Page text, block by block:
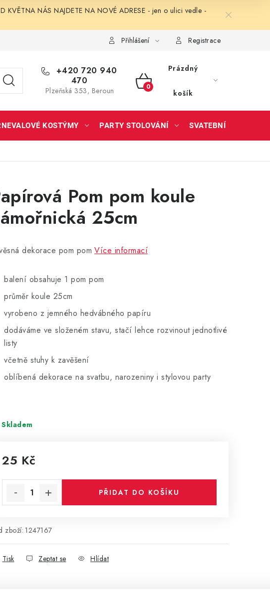
NÁS NAJDETE NA NOVÉ ADRESE - jen o ulici vedle -
Přihlášení Registrace
+420 720 940
470
Plzeňská 353, Beroun
NÁKUPNÍ
Prázdný
košík
KOSTÝMY PARTY STOLOVÁNÍ SVATEBNÍ DOPLŇKY
Pom pom koule
25cm
dekorace pom pom Více informací
balení obsahuje 1 pom pom
průměr koule 25cm
vyrobeno z jemného hedvábného papíru
dodáváme ve složeném stavu, stačí lehce rozvinout jednotlivé
listy
včetně stuhy k zavěšení
oblíbená dekorace na svatbu, narozeniny i stylovou party
Skladem
25 Kč
PŘIDAT DO KOŠÍKU
zboží: 1247167
Tisk Zeptat se Hlídat